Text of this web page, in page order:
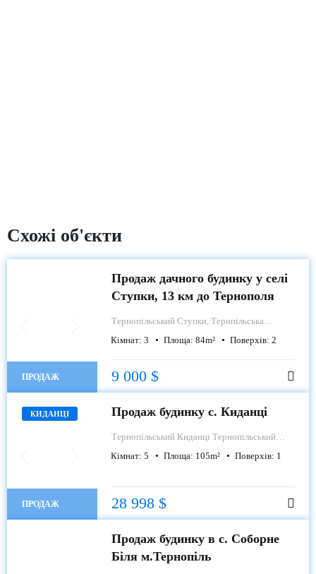
Схожі об'єкти
ПРОДАЖ
Продаж дачного будинку у селі
Ступки, 13 км до Тернополя
ТернопільськийСтупки, Тернпільська
Кімнат: 3 Площа: 84m² Поверхів: 2
9 000 $
КИДАНЦІ
ПРОДАЖ
Продаж будинку с. Киданці
Тернопільський Киданці Тернопільський
Кімнат: 5 Площа: 105m² Поверхів: 1
28 998 $
Продаж будинку в с. Соборне
Біля м.Тернопіль